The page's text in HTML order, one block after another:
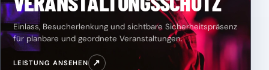
Einlass, Besucherlenkung und sichtbare Sicherheitspräsenz
für planbare und geordnete Veranstaltungen.
LEISTUNG ANSEHEN ↗